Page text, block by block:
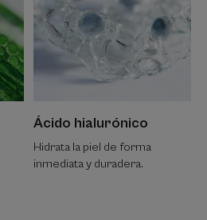
Ácido hialurónico
Hidrata la piel de forma
inmediata y duradera.